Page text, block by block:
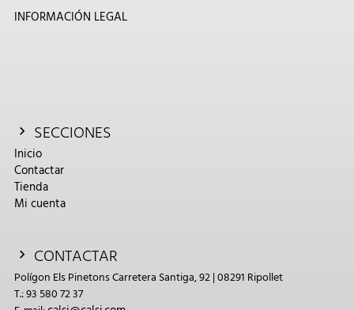
INFORMACIÓN LEGAL
SECCIONES
Inicio
Contactar
Tienda
Mi cuenta
CONTACTAR
Polígon Els Pinetons Carretera Santiga, 92 | 08291 Ripollet
T.: 93 580 72 37